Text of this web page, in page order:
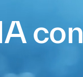
con